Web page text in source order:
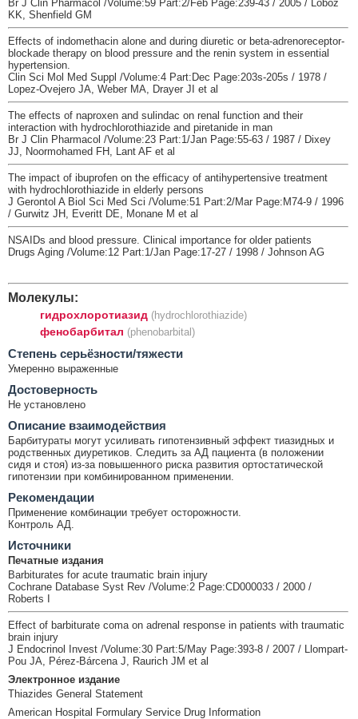
Br J Clin Pharmacol /Volume:59 Part:2/Feb Page:239-43 / 2005 / Loboz
KK, Shenfield GM
Effects of indomethacin alone and during diuretic or beta-adrenoreceptor-
blockade therapy on blood pressure and the renin system in essential
hypertension.
Clin Sci Mol Med Suppl /Volume:4 Part:Dec Page:203s-205s / 1978 /
Lopez-Ovejero JA, Weber MA, Drayer JI et al
The effects of naproxen and sulindac on renal function and their
interaction with hydrochlorothiazide and piretanide in man
Br J Clin Pharmacol /Volume:23 Part:1/Jan Page:55-63 / 1987 / Dixey
JJ, Noormohamed FH, Lant AF et al
The impact of ibuprofen on the efficacy of antihypertensive treatment
with hydrochlorothiazide in elderly persons
J Gerontol A Biol Sci Med Sci /Volume:51 Part:2/Mar Page:M74-9 / 1996
/ Gurwitz JH, Everitt DE, Monane M et al
NSAIDs and blood pressure. Clinical importance for older patients
Drugs Aging /Volume:12 Part:1/Jan Page:17-27 / 1998 / Johnson AG
Молекулы:
гидрохлоротиазид (hydrochlorothiazide)
фенобарбитал (phenobarbital)
Cтепень серьёзности/тяжести
Умеренно выраженные
Достоверность
Не установлено
Описание взаимодействия
Барбитураты могут усиливать гипотензивный эффект тиазидных и
родственных диуретиков. Следить за АД пациента (в положении
сидя и стоя) из-за повышенного риска развития ортостатической
гипотензии при комбинированном применении.
Рекомендации
Применение комбинации требует осторожности.
Контроль АД.
Источники
Печатные издания
Barbiturates for acute traumatic brain injury
Cochrane Database Syst Rev /Volume:2 Page:CD000033 / 2000 /
Roberts I
Effect of barbiturate coma on adrenal response in patients with traumatic
brain injury
J Endocrinol Invest /Volume:30 Part:5/May Page:393-8 / 2007 / Llompart-
Pou JA, Pérez-Bárcena J, Raurich JM et al
Электронное издание
Thiazides General Statement
American Hospital Formulary Service Drug Information